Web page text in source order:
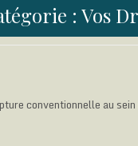
:Vos
conventionnelle au